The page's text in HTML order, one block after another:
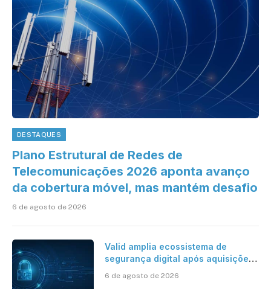
DESTAQUES
Plano Estrutural de Redes de
Telecomunicações 2026 aponta avanço
da cobertura móvel, mas mantém desafio
6 de agosto de 2026
Valid amplia ecossistema de
segurança digital após aquisições
6 de agosto de 2026